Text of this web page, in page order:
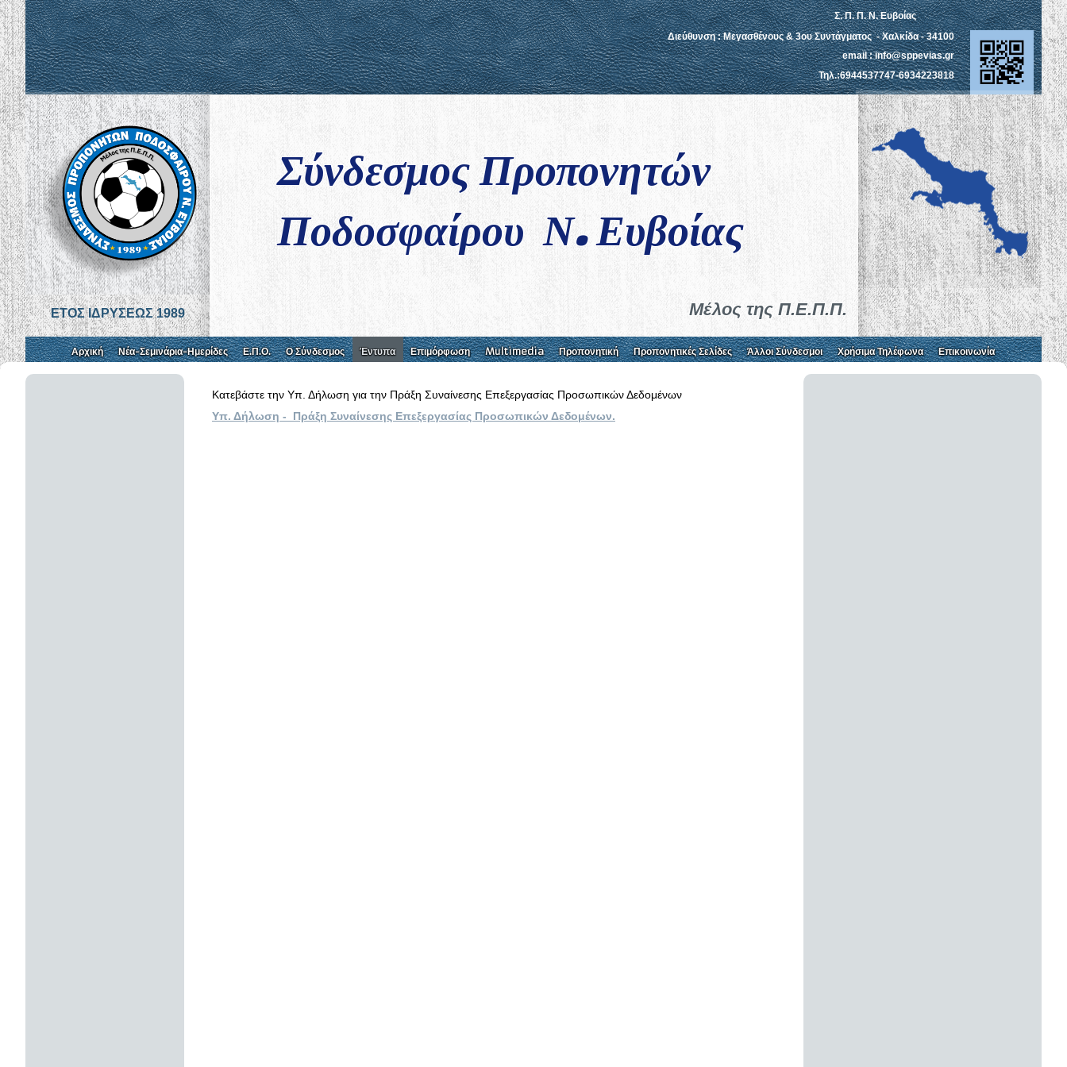
Σ. Π. Π. Ν. Ευβοίας
Διεύθυνση : Μεγασθένους & 3ου Συντάγματος - Χαλκίδα - 34100
email : info@sppevias.gr
Τηλ.:6944537747-6934223818
ΕΤΟΣ ΙΔΡΥΣΕΩΣ 1989
Σύνδεσμος Προπονητών
Ποδοσφαίρου Ν. Ευβοίας
Μέλος της Π.Ε.Π.Π.
Αρχική Νέα-Σεμινάρια-Ημερίδες Ε.Π.Ο. Ο Σύνδεσμος Έντυπα Επιμόρφωση Multimedia Προπονητική Προπονητικές Σελίδες Άλλοι Σύνδεσμοι Χρήσιμα Τηλέφωνα Επικοινωνία
Κατεβάστε την Υπ. Δήλωση για την Πράξη Συναίνεσης Επεξεργασίας Προσωπικών Δεδομένων
Υπ. Δήλωση - Πράξη Συναίνεσης Επεξεργασίας Προσωπικών Δεδομένων.